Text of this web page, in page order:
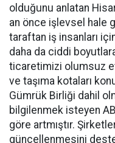
olduğunu anlatan
an önce işlevsel hale
taraftan iş insanları
daha da ciddi
ticaretimizi olumsuz
ve taşıma kotaları
Gümrük Birliği dahil
bilgilenmek isteyen
göre artmıştır.
güncellenmesini